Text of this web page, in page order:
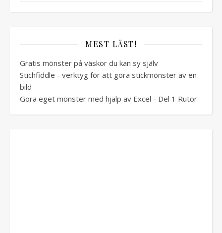
MEST LÄST!
Gratis mönster på väskor du kan sy själv
Stichfiddle - verktyg för att göra stickmönster av en
bild
Göra eget mönster med hjälp av Excel - Del 1 Rutor